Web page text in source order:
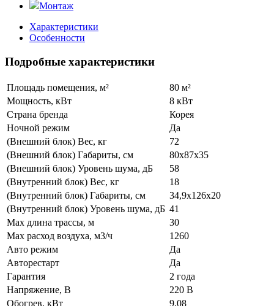
Монтаж
Характеристики
Особенности
Подробные характеристики
Площадь помещения, м²
80 м²
Мощность, кВт
8 кВт
Страна бренда
Корея
Ночной режим
Да
(Внешний блок) Вес, кг
72
(Внешний блок) Габариты, см
80х87х35
(Внешний блок) Уровень шума, дБ
58
(Внутренний блок) Вес, кг
18
(Внутренний блок) Габариты, см
34,9х126х20
(Внутренний блок) Уровень шума, дБ 41
Max длина трассы, м
30
Max расход воздуха, м3/ч
1260
Авто режим
Да
Авторестарт
Да
Гарантия
2 года
Напряжение, В
220 В
Обогрев, кВт
9,08